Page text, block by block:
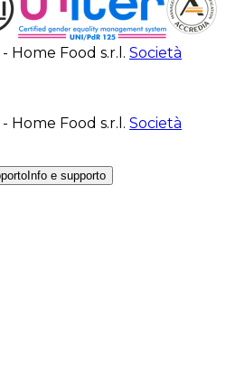
Home Food s.r.l. Società
Home Food s.r.l. Società
Info e supporto